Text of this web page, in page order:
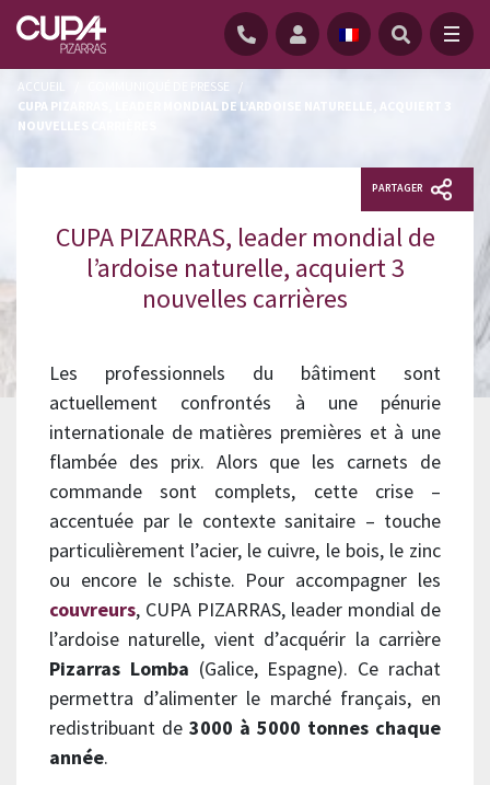
ACCUEIL COMMUNIQUÉ DE PRESSE
/
CUPA PIZARRAS, LEADER MONDIAL DE L’ARDOISE NATURELLE, ACQUIERT 3
NOUVELLES CARRIÈRES
PARTAGER
CUPA PIZARRAS, leader mondial de
l’ardoise naturelle, acquiert 3
nouvelles carrières
Les professionnels du bâtiment sont
actuellement confrontés à une pénurie
internationale de matières premières et à une
flambée des prix. Alors que les carnets de
commande sont complets, cette crise –
accentuée par le contexte sanitaire – touche
particulièrement l’acier, le cuivre, le bois, le zinc
ou encore le schiste. Pour accompagner les
couvreurs, CUPA PIZARRAS, leader mondial de
l’ardoise naturelle, vient d’acquérir la carrière
Pizarras Lomba (Galice, Espagne). Ce rachat
permettra d’alimenter le marché français, en
redistribuant de 3000 à 5000 tonnes chaque
année.